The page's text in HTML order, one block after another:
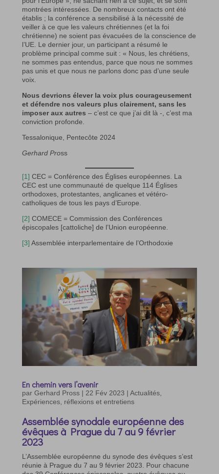
montrées intéressées. De nombreux contacts ont été
établis ; la conférence a sensibilisé à la nécessité de
veiller à ce que les valeurs chrétiennes (et la foi
chrétienne) ne soient pas évacuées de la conscience de
l’UE. Le dernier jour, un participant a résumé le
problème principal comme suit : « Nous, les chrétiens,
ne sommes pas entendus, parce que nous ne sommes
pas unis et que nous ne parlons donc pas d’une seule
voix.
Nous devrions élever la voix plus courageusement
et défendre nos valeurs plus clairement, sans les
imposer aux autres – c’est ce que j’ai dit là -, c’est ma
conviction profonde.
Tessalonique, Pentecôte 2024
Gerhard Pross
[1] CEC = Conférence des Églises européennes. La
CEC est une communauté de quelque 114 Églises
orthodoxes, protestantes, anglicanes et vétéro-
catholiques de tous les pays d’Europe.
[2] COMECE = Commission des Conférences
épiscopales [cattoliche] de l’Union européenne.
[3] Assemblée interparlementaire de l’Orthodoxie
En chemin vers l’avenir
par Gerhard Pross| 22 Fév 2023 | Actualités,
Expériences, réflexions et entretiens
Assemblée synodale européenne des
évêques à Prague du 7 au 9 février
2023
L’Assemblée européenne du synode des évêques s’est
réunie à Prague du 7 au 9 février 2023. Pour chacune